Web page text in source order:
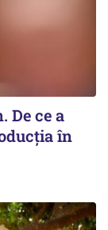
De ce a
în